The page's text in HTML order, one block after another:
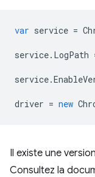
var service =
service. LogPath
service.
driver = new
Il existe une
Consultez la